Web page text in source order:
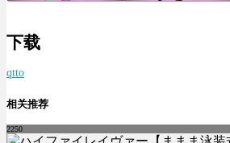
下载
qtto
相关推荐
2250